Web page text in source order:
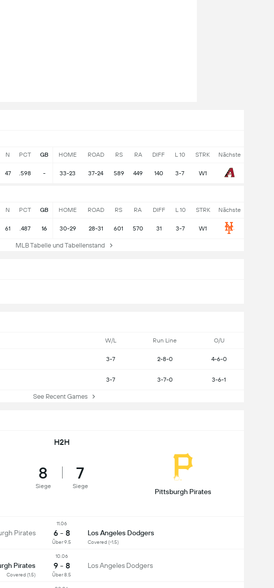
N PCT GB HOME ROAD RS RA DIFF L 10 STRK Nächste
47 .598 - 33-23 37-24 589 449 140 3-7 W1
N PCT GB HOME ROAD RS RA DIFF L 10 STRK Nächste
61 .487 16 30-29 28-31 601 570 31 3-7 W1
MLB Tabelle und Tabellenstand
W/L Run Line O/U
3-7 2-8-0 4-6-0
3-7 3-7-0 3-6-1
See Recent Games
H2H
8
Siege
7
Siege
Pittsburgh Pirates
Pirates
11.06
6 - 8 Los Angeles Dodgers
Covered (-1.5)
Über 9.5
Pirates
Covered (1.5)
10.06
9 - 8 Los Angeles Dodgers
Über 8.5